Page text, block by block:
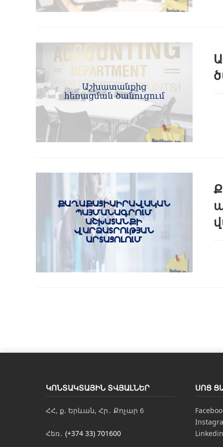
ԿՈՆՏԱԿՏԱՅԻՆ ՏՎՅԱԼՆԵՐ
ՀՀ, ք. Երևան, Հր․ Քոչար 6
Հեռ․ (+374 33) 701600
ՍՈՑ